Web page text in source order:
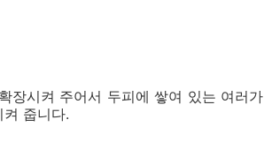
장시켜 주어서 두피에 쌓여 있는 여러가
줍니다.